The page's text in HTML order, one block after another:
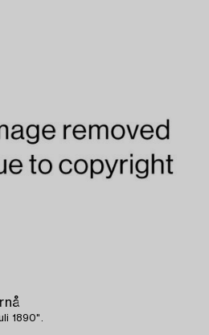
1890".